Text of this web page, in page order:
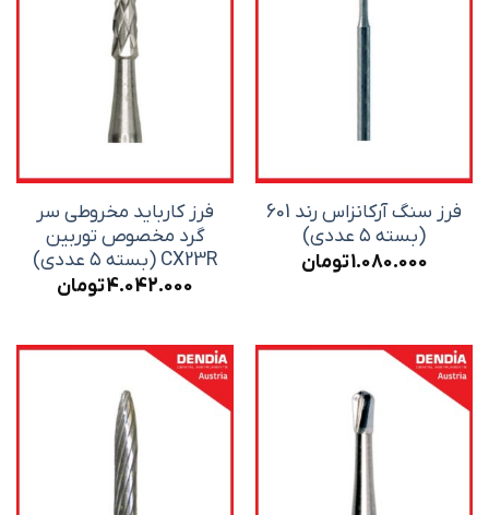
فرز سنگ آرکانزاس رند 601
(بسته ۵ عددی)
1.080.000تومان
فرز کارباید مخروطی سر
گرد مخصوص توربین
CX23R (بسته ۵ عددی)
4.042.000تومان